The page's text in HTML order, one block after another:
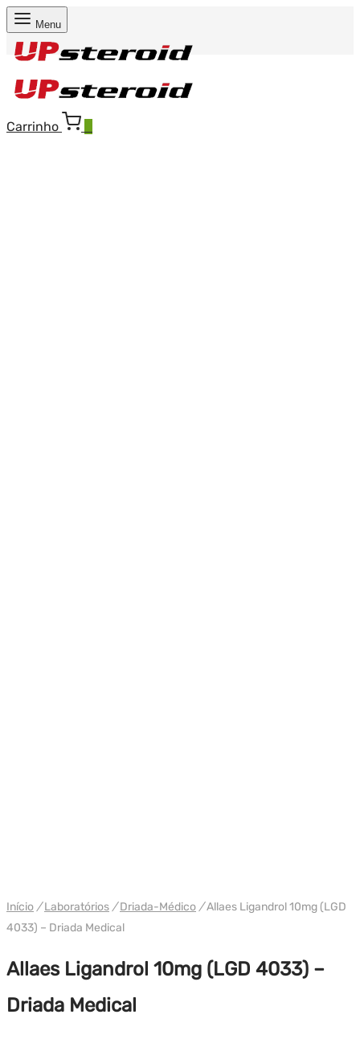
Menu
Carrinho
Início / Laboratórios / Driada-Médico /Allaes Ligandrol 10mg (LGD
4033) – Driada Medical
Allaes Ligandrol 10mg (LGD 4033) –
Driada Medical